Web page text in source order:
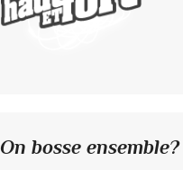
On bosse ensemble?